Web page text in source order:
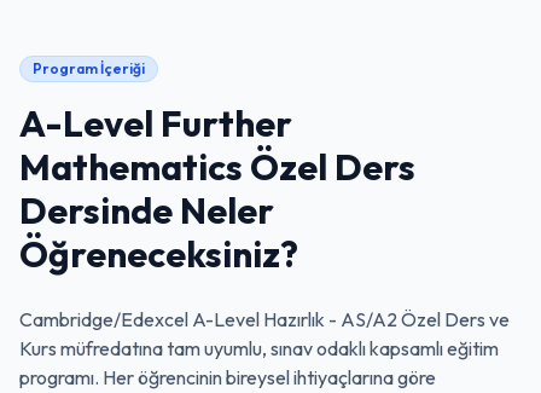
Program İçeriği
A-Level Further
Mathematics Özel Ders
Dersinde Neler
Öğreneceksiniz?
Cambridge/Edexcel A-Level Hazırlık - AS/A2 Özel Ders ve
Kurs müfredatına tam uyumlu, sınav odaklı kapsamlı eğitim
programı. Her öğrencinin bireysel ihtiyaçlarına göre